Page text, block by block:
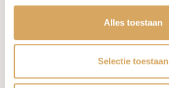
Alles toestaan
Selectie toestaan
Maandag: Gesloten